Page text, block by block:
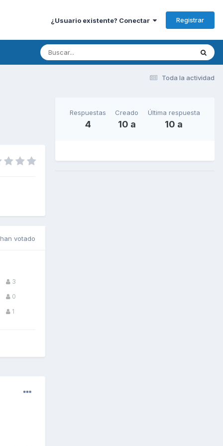
¿Usuario existente? Conectar Registrar
Toda la actividad
votado
3
0
1
Respuestas
4
Creado
10 a
Última respuesta
10 a